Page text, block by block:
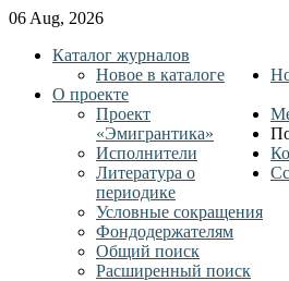
06 Aug, 2026
Каталог журналов
Новое в каталоге
О проекте
Проект
«Эмигрантика»
Исполнители
Литература о
периодике
Условные сокращения
Фондодержателям
Общий поиск
Расширенный поиск